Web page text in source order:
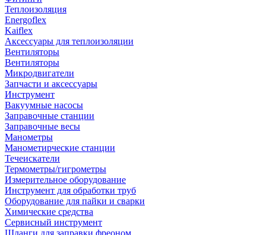
Теплоизоляция
Energoflex
Kaiflex
Аксессуары для теплоизоляции
Вентиляторы
Вентиляторы
Микродвигатели
Запчасти и аксессуары
Инструмент
Вакуумные насосы
Заправочные станции
Заправочные весы
Манометры
Манометирческие станции
Течеискатели
Термометры/гигрометры
Измерительное оборудование
Инструмент для обработки труб
Оборудование для пайки и сварки
Химические средства
Сервисный инструмент
Шланги для заправки фреоном